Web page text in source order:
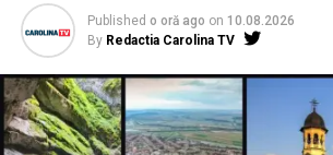
Published o oră ago on 10.08.2026
By Redactia Carolina TV